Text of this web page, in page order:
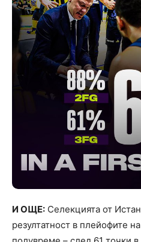
И ОЩЕ: Селекцията от
резултатност в плейофите